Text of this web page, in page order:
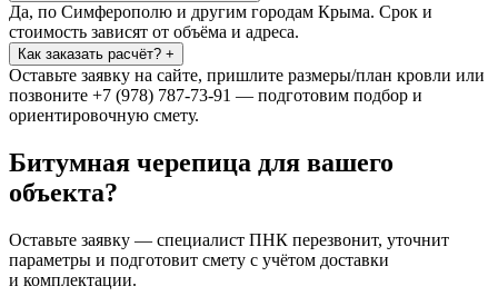
Да, по Симферополю и другим городам Крыма. Срок и
стоимость зависят от объёма и адреса.
Как заказать расчёт? +
Оставьте заявку на сайте, пришлите размеры/план кровли или
позвоните +7 (978) 787-73-91 — подготовим подбор и
ориентировочную смету.
Битумная черепица для вашего
объекта?
Оставьте заявку — специалист ПНК перезвонит, уточнит
параметры и подготовит смету с учётом доставки
и комплектации.